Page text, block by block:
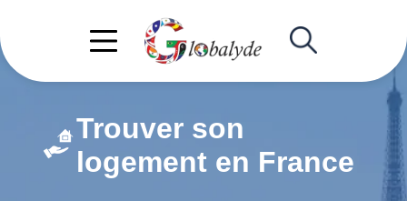
Trouver son
logement en France